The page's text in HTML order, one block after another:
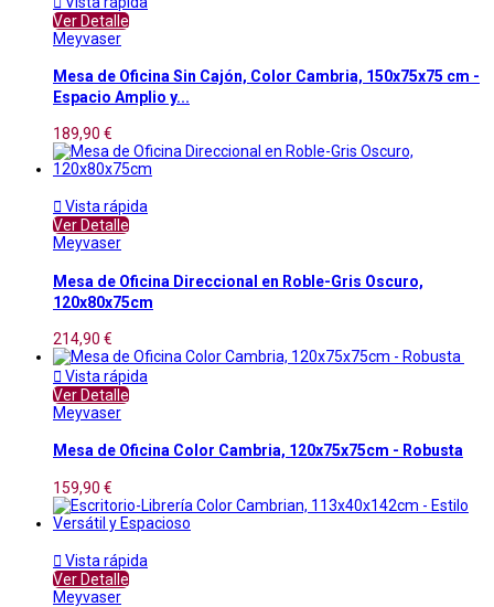
Ver Detalle
Meyvaser
Mesa de Oficina Sin Cajón, Color Cambria, 150x75x75 cm -
Espacio Amplio y...
189,90 €
 Vista rápida
Ver Detalle
Meyvaser
Mesa de Oficina Direccional en Roble-Gris Oscuro,
120x80x75cm
214,90 €
 Vista rápida
Ver Detalle
Meyvaser
Mesa de Oficina Color Cambria, 120x75x75cm - Robusta
159,90 €
 Vista rápida
Ver Detalle
Meyvaser